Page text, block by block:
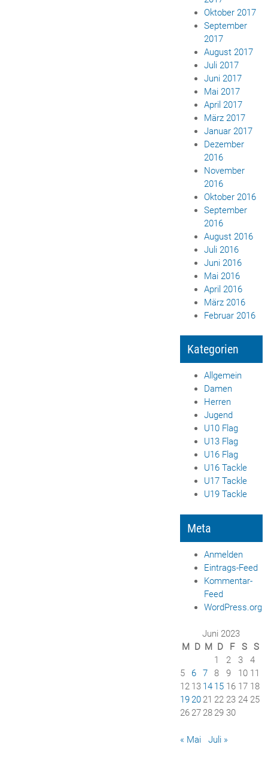
Oktober 2017
September
2017
August 2017
Juli 2017
Juni 2017
Mai 2017
April 2017
März 2017
Januar 2017
Dezember
2016
November
2016
Oktober 2016
September
2016
August 2016
Juli 2016
Juni 2016
Mai 2016
April 2016
März 2016
Februar 2016
Kategorien
Allgemein
Damen
Herren
Jugend
U10 Flag
U13 Flag
U16 Flag
U16 Tackle
U17 Tackle
U19 Tackle
Meta
Anmelden
Eintrags-Feed
Kommentar-
Feed
WordPress.org
Juni 2023
M D M D F S
S
1
2 3
4
5
6 7 8 9 10 11
12 13 14 15 16 17 18
1920 21 22 23 24 25
26 27 28 29 30
« Mai Juli »